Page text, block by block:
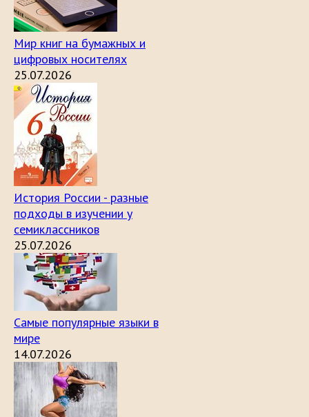
Мир книг на бумажных и
цифровых носителях
25.07.2026
История России - разные
подходы в изучении у
семиклассников
25.07.2026
Самые популярные языки в
мире
14.07.2026